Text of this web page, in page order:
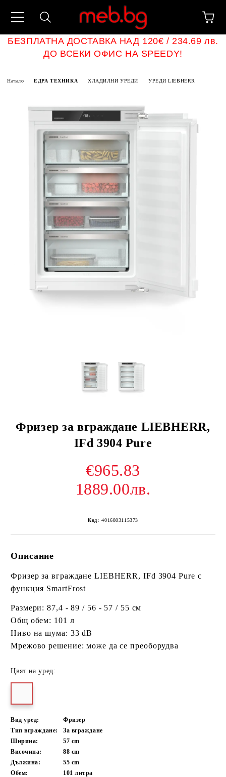
БЕЗПЛАТНА ДОСТАВКА НАД 120€ / 234.69 лв.
ДО ВСЕКИ ОФИС НА SPEEDY!
Начало ЕДРА ТЕХНИКА ХЛАДИЛНИ УРЕДИ УРЕДИ LIEBHERR
Фризер за вграждане LIEBHERR,
IFd 3904 Pure
€965.83
1889.00лв.
Код: 4016803115373
Описание
Фризер за вграждане LIEBHERR, IFd 3904 Pure с
функция SmartFrost
Размери: 87,4 - 89 / 56 - 57 / 55 см
Общ обем: 101 л
Ниво на шума: 33 dB
Мрежово решение: може да се преоборудва
Цвят на уред:
Вид уред:
Фризер
Тип вграждане:
За вграждане
Ширина:
57 cm
Височина:
88 cm
Дължина:
55 cm
Обем:
101литра